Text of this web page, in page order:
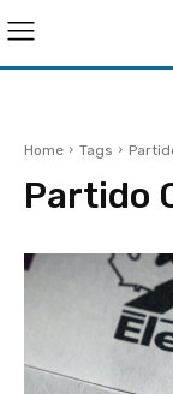
Home Tags
Partido